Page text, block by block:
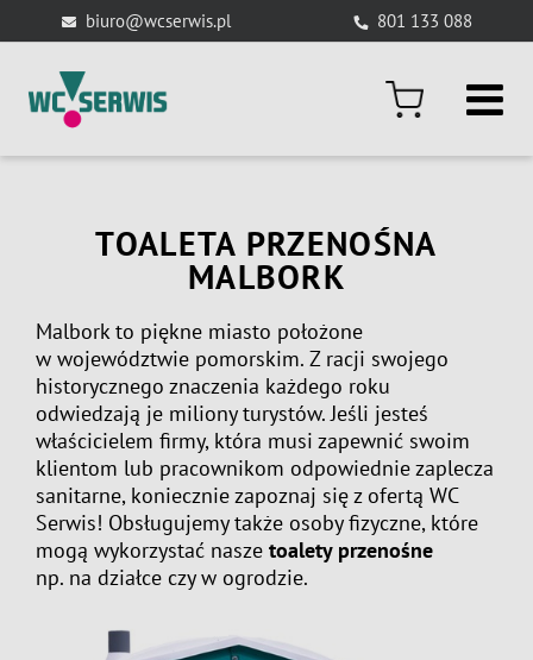
to
content
biuro@wcserwis.pl 801 133 088
TOALETA PRZENOŚNA
MALBORK
Malbork to piękne miasto położone
w województwie pomorskim. Z racji swojego
historycznego znaczenia każdego roku
odwiedzają je miliony turystów. Jeśli jesteś
właścicielem firmy, która musi zapewnić swoim
klientom lub pracownikom odpowiednie zaplecza
sanitarne, koniecznie zapoznaj się z ofertą WC
Serwis! Obsługujemy także osoby fizyczne, które
mogą wykorzystać nasze toalety przenośne
np. na działce czy w ogrodzie.